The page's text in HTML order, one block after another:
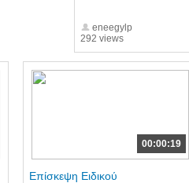
292 views
eneegylp
00:00:19
Επίσκεψη Ειδικού